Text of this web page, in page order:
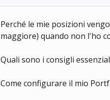
Perché le mie posizioni
maggiore) quando non l'ho
Quali sono i consigli
Come configurare il mio